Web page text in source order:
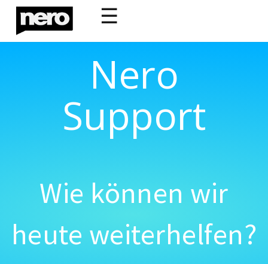
☰
Nero
Support
Wie können wir
heute weiterhelfen?